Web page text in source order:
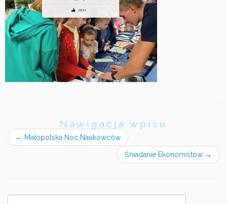
Nawigacja wpisu
← Małopolska Noc Naukowców
Śniadanie Ekonomistów →